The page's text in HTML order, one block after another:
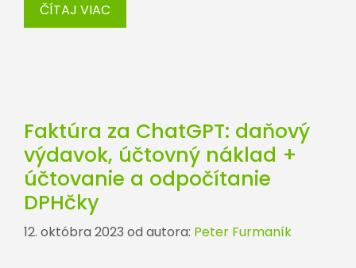
ČÍTAJ VIAC
Faktúra za ChatGPT: daňový
výdavok, účtovný náklad +
účtovanie a odpočítanie
DPHčky
12. októbra 2023 od autora: Peter Furmaník